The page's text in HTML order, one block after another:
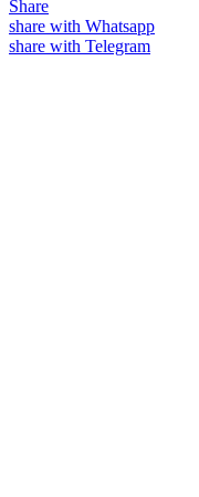
Share
share with Whatsapp
share with Telegram